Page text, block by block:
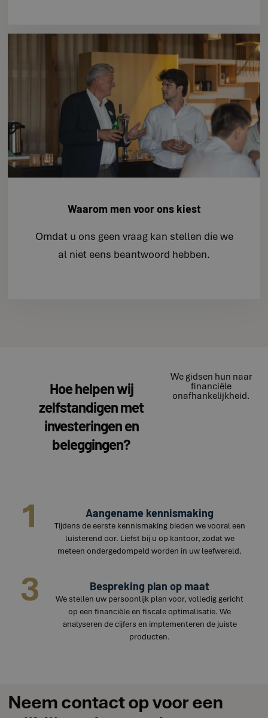
Waarom men voor ons kiest
Omdat u ons geen vraag kan stellen die we
al niet eens beantwoord hebben.
Hoe helpen wij
zelfstandigen met
investeringen en
beleggingen?
We gidsen hun naar
financiële
onafhankelijkheid.
1 Aangename kennismaking
Tijdens de eerste kennismaking bieden we vooral een
luisterend oor. Liefst bij u op kantoor, zodat we
meteen ondergedompeld worden in uw leefwereld.
3 Bespreking plan op maat
We stellen uw persoonlijk plan voor, volledig gericht
op een financiële en fiscale optimalisatie. We
analyseren de cijfers en implementeren de juiste
producten.
Neem contact op voor een